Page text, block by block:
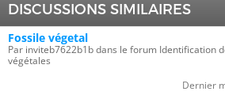
DISCUSSIONS SIMILAIRES
Fossile végetal
Par inviteb7622b1b dans le forum Identification
végétales
Dernier